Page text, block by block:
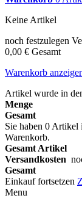
Keine Artikel
noch festzulegen
0,00 € Gesamt
Warenkorb
Artikel wurde in
Menge
Gesamt
Sie haben 0 Artikel
Warenkorb.
Gesamt Artikel
Versandkosten
Gesamt
Einkauf fortsetzen
Menu